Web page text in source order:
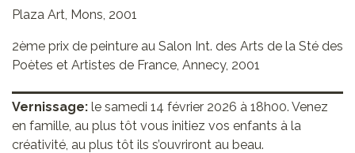
Plaza Art, Mons, 2001
2ème prix de peinture au Salon Int. des Arts de la Sté des
Poètes et Artistes de France, Annecy, 2001
Vernissage: le samedi 14 février 2026 à 18h00. Venez
en famille, au plus tôt vous initiez vos enfants à la
créativité, au plus tôt ils s’ouvriront au beau.